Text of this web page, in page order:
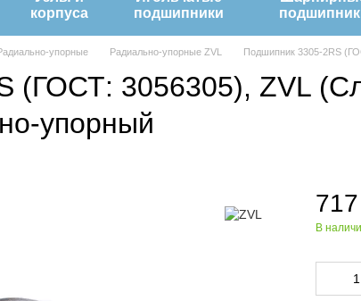
корпуса
подшипники
упорные Радиально-упорные ZVL Подшипник 3305-2RS
(ГОСТ: 3056305), ZVL
упорный
В